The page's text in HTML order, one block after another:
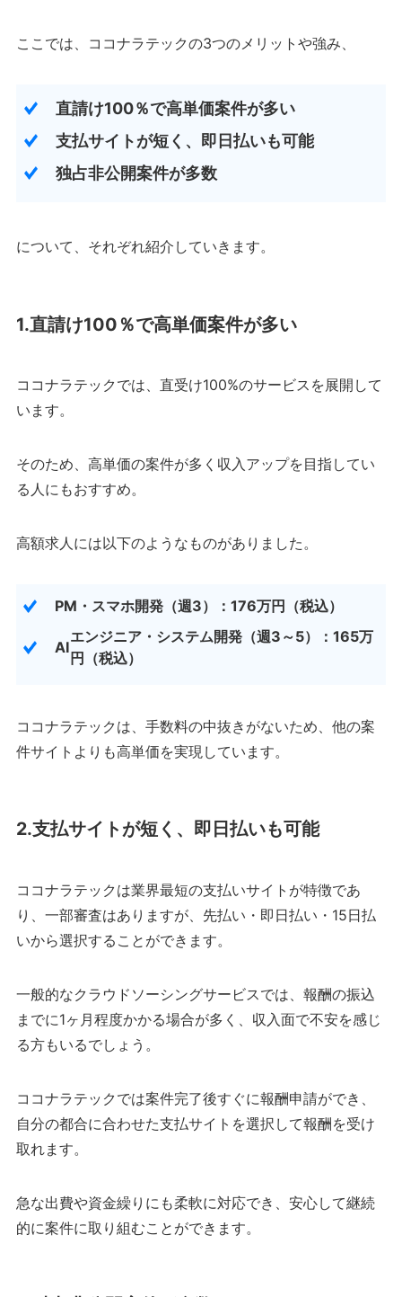
ここでは、ココナラテックの3つのメリットや強み、
直請け100％で高単価案件が多い
支払サイトが短く、即日払いも可能
独占非公開案件が多数
について、それぞれ紹介していきます。
1.直請け100％で高単価案件が多い
ココナラテックでは、直受け100%のサービスを展開して
います。
そのため、高単価の案件が多く収入アップを目指してい
る人にもおすすめ。
高額求人には以下のようなものがありました。
PM ・スマホ開発（週3）：176万円（税込）
AI
エンジニア・システム開発（週3～5）：165万
円（税込）
ココナラテックは、手数料の中抜きがないため、他の案
件サイトよりも高単価を実現しています。
2.支払サイトが短く、即日払いも可能
ココナラテックは業界最短の支払いサイトが特徴であ
り、一部審査はありますが、先払い・即日払い・15日払
いから選択することができます。
一般的なクラウドソーシングサービスでは、報酬の振込
までに1ヶ月程度かかる場合が多く、収入面で不安を感じ
る方もいるでしょう。
ココナラテックでは案件完了後すぐに報酬申請ができ、
自分の都合に合わせた支払サイトを選択して報酬を受け
取れます。
急な出費や資金繰りにも柔軟に対応でき、安心して継続
的に案件に取り組むことができます。